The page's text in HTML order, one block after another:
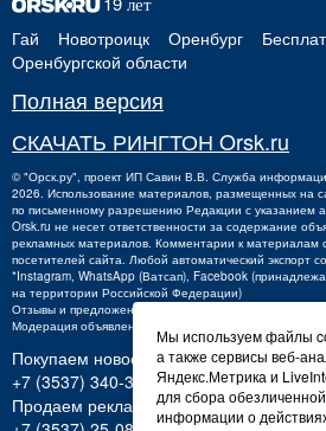
Гай Новотроицк Оренбург
Оренбургской области
Полная версия
СКАЧАТЬ РИНГТОН Orsk.ru
©"Орск.ру", проект ИП Савин В.В. Служба
2026. Использование материалов, размещенных на
по письменному разрешению Редакции с указанием
Orsk.ru не несет ответственности за содержание
рекламных материалов. Комментарии к материалам
посетителей сайта. Любой автоматический экспорт
*Instagram, WhatsApp (Ватсап), Facebook
на территории Российской Федерации)
Отзывы и предложения о работе портала:
Модерация объявлений +7 (3537) 32-71-28
Покупаем новости:
+7 (3537) 340-300,340300@orsk.ru
Продаем рекламу:
Мы используем файлы
а также сервисы веб-
Яндекс.Метрика и
для сбора обезличенной
информации о